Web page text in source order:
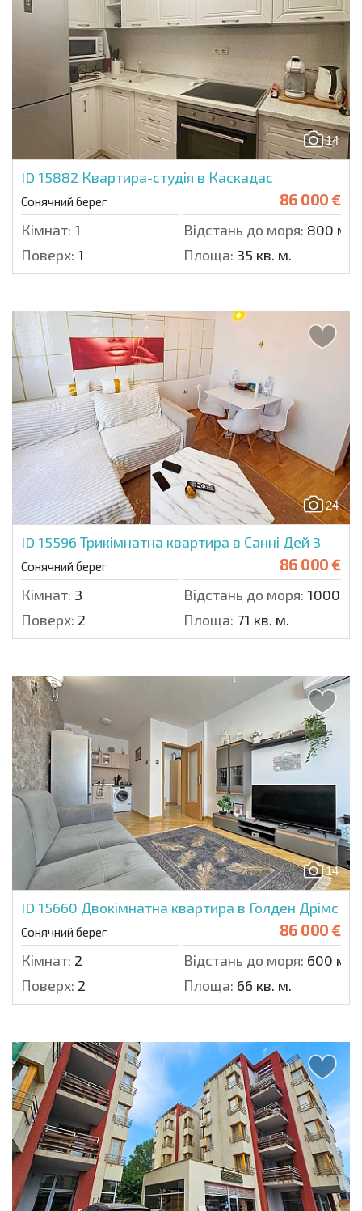
14
ID 15882 Квартира-студія в Каскадас
Сонячний берег 86 000 €
Кімнат: 1 Відстань до моря: 800 м.
Поверх: 1 Площа: 35 кв. м.
24
ID 15596 Трикімнатна квартира в Санні Дей 3
Сонячний берег 86 000 €
Кімнат: 3 Відстань до моря: 1000 м.
Поверх: 2 Площа: 71 кв. м.
14
ID 15660 Двокімнатна квартира в Голден Дрімс
Сонячний берег 86 000 €
Кімнат: 2 Відстань до моря: 600 м.
Поверх: 2 Площа: 66 кв. м.